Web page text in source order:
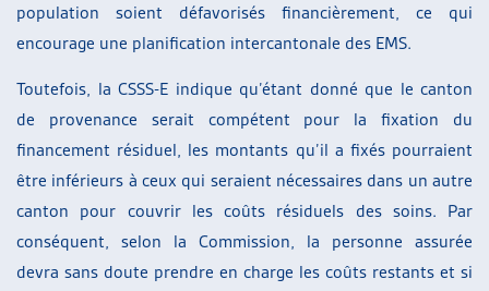
population soient défavorisés financièrement, ce qui
encourage une planification intercantonale des EMS.
Toutefois, la CSSS-E indique qu’étant donné que le canton
de provenance serait compétent pour la fixation du
financement résiduel, les montants qu’il a fixés pourraient
être inférieurs à ceux qui seraient nécessaires dans un autre
canton pour couvrir les coûts résiduels des soins. Par
conséquent, selon la Commission, la personne assurée
devra sans doute prendre en charge les coûts restants et si